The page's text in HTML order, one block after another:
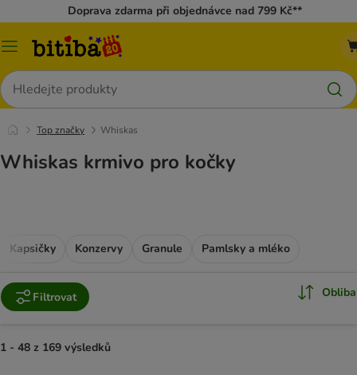
Doprava zdarma při objednávce nad 799 Kč**
Kategorie
Hledat
Top značky Whiskas
Whiskas krmivo pro kočky
Kapsičky Konzervy Granule Pamlsky a mléko
Filtrovat Obliba
1 - 48 z 169 výsledků